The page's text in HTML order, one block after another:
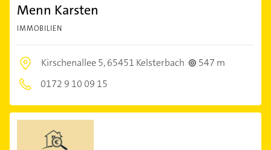
Menn Karsten
IMMOBILIEN
Kirschenallee 5,65451 Kelsterbach
547 m
0172 9 10 09 15